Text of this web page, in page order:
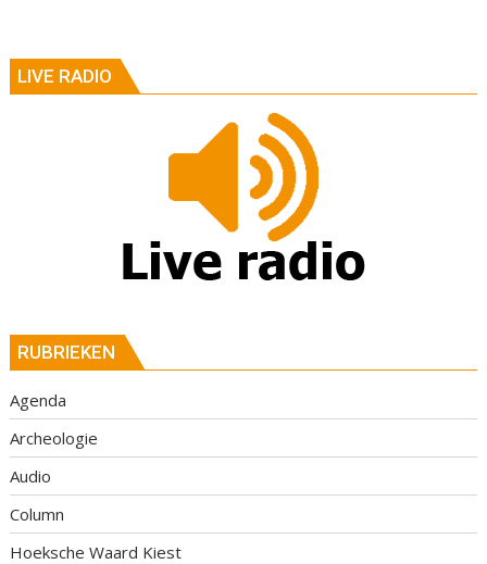
LIVE RADIO
RUBRIEKEN
Agenda
Archeologie
Audio
Column
Hoeksche Waard Kiest